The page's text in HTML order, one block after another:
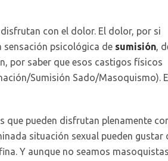
con el dolor. El dolor, por si
sensación psicológica de sumisión,
por saber que esos castigos físicos
Sumisión Sado/Masoquismo).
que pueden disfrutan plenamente
situación sexual pueden gustar
Y aunque no seamos masoquistas